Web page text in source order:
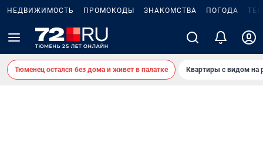
НЕДВИЖИМОСТЬ ПРОМОКОДЫ ЗНАКОМСТВА ПОГОДА
Тюменец остался без дома и живет в палатке Квартиры с видом на